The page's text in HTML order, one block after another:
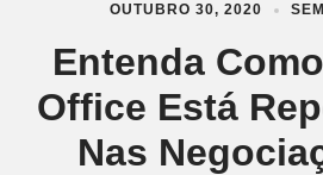
OUTUBRO 30, 2020
Entenda
Office Está
Nas